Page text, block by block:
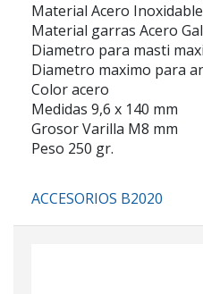
Material Acero
Material garras Acero
Diametro para masti
Diametro maximo para
Color acero
Medidas 9,6 x 140 mm
Grosor Varilla M8 mm
Peso 250 gr.
ACCESORIOS B2020